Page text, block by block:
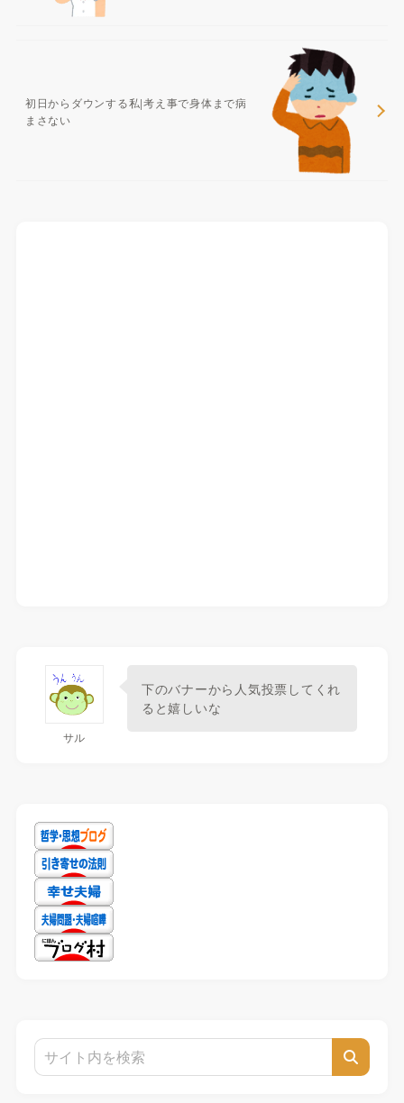
初日からダウンする私|考え事で身体まで病
まさない
サル
下のバナーから人気投票してくれ
ると嬉しいな